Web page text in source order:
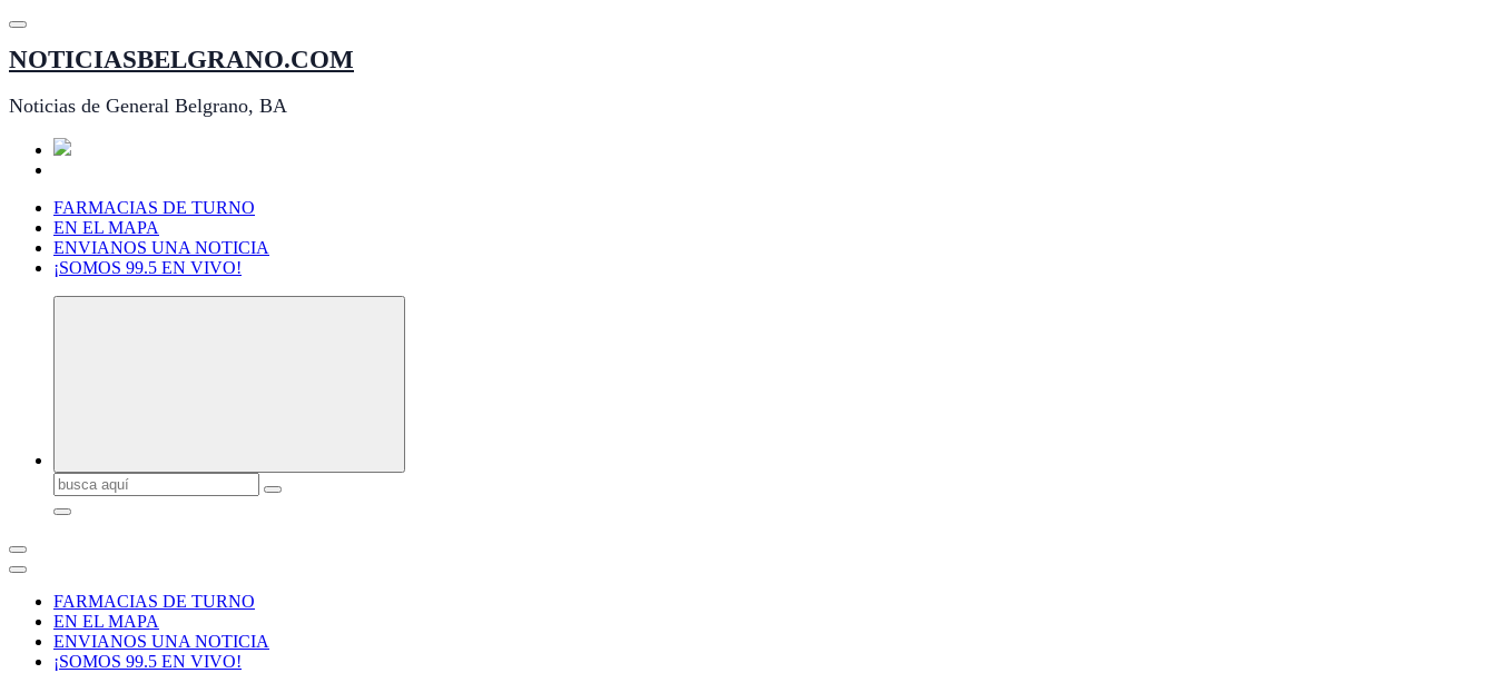
Saltar
contenido
NOTICIASBELGRANO.COM
Noticias de General Belgrano, BA
FARMACIAS DE TURNO
EN EL MAPA
ENVIANOS UNA NOTICIA
¡SOMOS 99.5 EN VIVO!
Buscar:
FARMACIAS DE TURNO
EN EL MAPA
ENVIANOS UNA NOTICIA
¡SOMOS 99.5 EN VIVO!